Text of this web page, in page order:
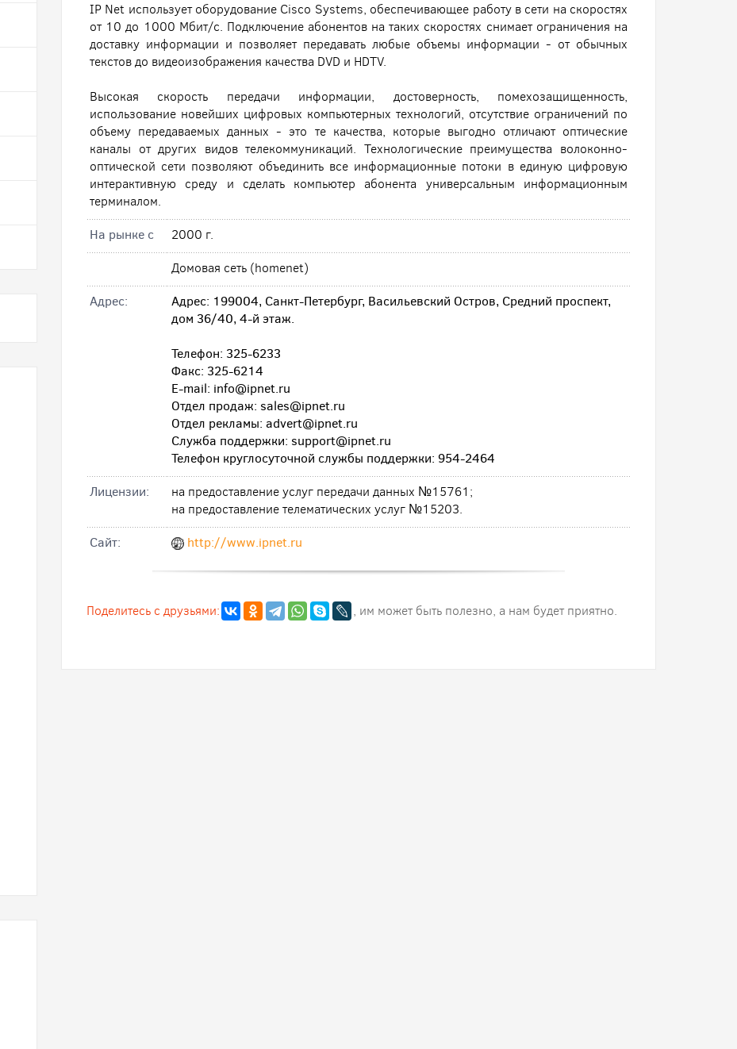
IP Net использует оборудование Cisco Systems, обеспечивающее работу в сети на скоростях
от 10 до 1000 Мбит/с. Подключение абонентов на таких скоростях снимает ограничения на
доставку информации и позволяет передавать любые объемы информации - от обычных
текстов до видеоизображения качества DVD и HDTV.
Высокая скорость передачи информации, достоверность, помехозащищенность,
использование новейших цифровых компьютерных технологий, отсутствие ограничений по
объему передаваемых данных - это те качества, которые выгодно отличают оптические
каналы от других видов телекоммуникаций. Технологические преимущества волоконно-
оптической сети позволяют объединить все информационные потоки в единую цифровую
интерактивную среду и сделать компьютер абонента универсальным информационным
терминалом.
На рынке с
2000 г.
Домовая сеть (homenet)
Адрес:
Адрес: 199004, Санкт-Петербург, Васильевский Остров, Средний проспект,
дом 36/40, 4-й этаж.
Телефон: 325-6233
Факс: 325-6214
E-mail: info@ipnet.ru
Отдел продаж: sales@ipnet.ru
Отдел рекламы: advert@ipnet.ru
Служба поддержки: support@ipnet.ru
Телефон круглосуточной службы поддержки: 954-2464
Лицензии:
на предоставление услуг передачи данных №15761;
на предоставление телематических услуг №15203.
Cайт:
http://www.ipnet.ru
Поделитесь с друзьями: , им может быть полезно, а нам будет приятно.